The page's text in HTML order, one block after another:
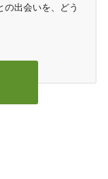
の出会いを、どう